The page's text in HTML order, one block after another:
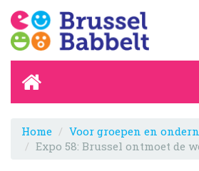
Home
Voor groepen en
Expo 58: Brussel ontmoet de